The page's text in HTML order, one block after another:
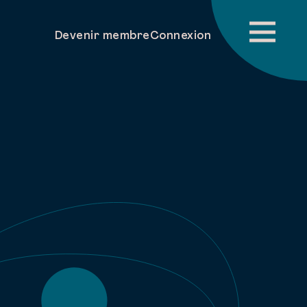
Devenir membreConnexion